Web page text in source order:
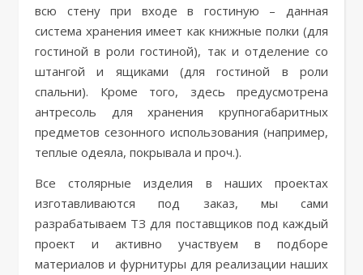
всю стену при входе в гостиную – данная
система хранения имеет как книжные полки (для
гостиной в роли гостиной), так и отделение со
штангой и ящиками (для гостиной в роли
спальни). Кроме того, здесь предусмотрена
антресоль для хранения крупногабаритных
предметов сезонного использования (например,
теплые одеяла, покрывала и проч.).
Все столярные изделия в наших проектах
изготавливаются под заказ, мы сами
разрабатываем ТЗ для поставщиков под каждый
проект и активно участвуем в подборе
материалов и фурнитуры для реализации наших